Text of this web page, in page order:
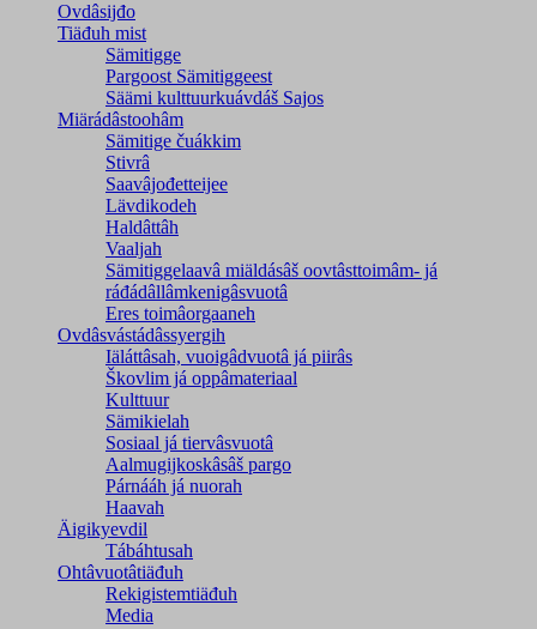
Ovdâsijđo
Tiäđuh mist
Sämitigge
Pargoost Sämitiggeest
Säämi kulttuurkuávdáš Sajos
Miärádâstoohâm
Sämitige čuákkim
Stivrâ
Saavâjođetteijee
Lävdikodeh
Haldâttâh
Vaaljah
Sämitiggelaavâ miäldásâš oovtâsttoimâm- já
ráđádâllâmkenigâsvuotâ
Eres toimâorgaaneh
Ovdâsvástádâssyergih
Iäláttâsah, vuoigâdvuotâ já piirâs
Škovlim já oppâmateriaal
Kulttuur
Sämikielah
Sosiaal já tiervâsvuotâ
Aalmugijkoskâsâš pargo
Párnááh já nuorah
Haavah
Äigikyevdil
Tábáhtusah
Ohtâvuotâtiäđuh
Rekigistemtiäđuh
Media